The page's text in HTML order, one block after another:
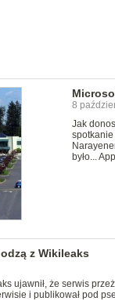
8
Jak
spotkanie
było...
z Wikileaks
ujawnił, że serwis
i publikował pod